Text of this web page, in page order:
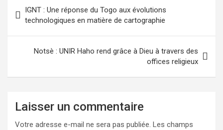
de
l’article
IGNT : Une réponse du Togo aux évolutions
technologiques en matière de cartographie
Notsè : UNIR Haho rend grâce à Dieu à travers des
offices religieux
Laisser un commentaire
Votre adresse e-mail ne sera pas publiée. Les champs